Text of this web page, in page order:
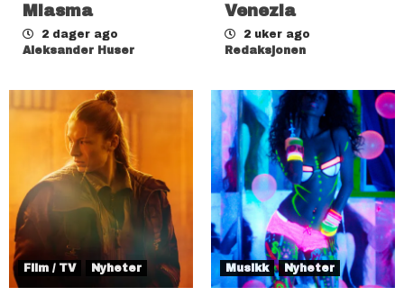
Miasma
2 dager ago
Aleksander Huser
Venezia
2 uker ago
Redaksjonen
Film / TV Nyheter Musikk Nyheter